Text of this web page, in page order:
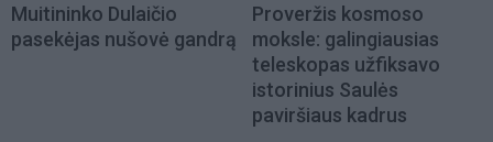
Muitininko Dulaičio
pasekėjas nušovė gandrą
Proveržis kosmoso
moksle: galingiausias
teleskopas užfiksavo
istorinius Saulės
paviršiaus kadrus